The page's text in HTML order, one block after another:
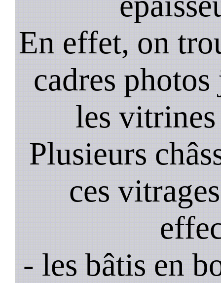
En effet, on
cadres
les
Plusieurs
ces
- les bâtis en